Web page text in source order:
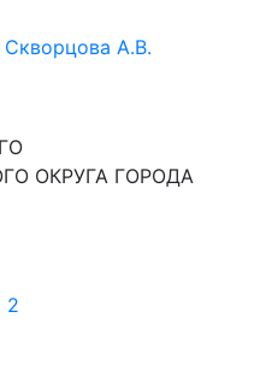
Скворцова А.В.
ОКРУГА ГОРОДА
2